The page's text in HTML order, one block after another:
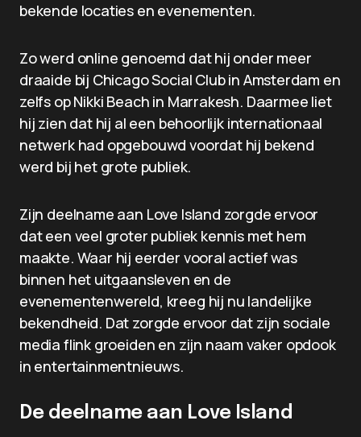
bekende locaties en evenementen.
Zo werd online genoemd dat hij onder meer
draaide bij Chicago Social Club in Amsterdam en
zelfs op Nikki Beach in Marrakesh. Daarmee liet
hij zien dat hij al een behoorlijk internationaal
netwerk had opgebouwd voordat hij bekend
werd bij het grote publiek.
Zijn deelname aan Love Island zorgde ervoor
dat een veel groter publiek kennis met hem
maakte. Waar hij eerder vooral actief was
binnen het uitgaansleven en de
evenementenwereld, kreeg hij nu landelijke
bekendheid. Dat zorgde ervoor dat zijn sociale
media flink groeiden en zijn naam vaker opdook
in entertainmentnieuws.
De deelname aan Love Island